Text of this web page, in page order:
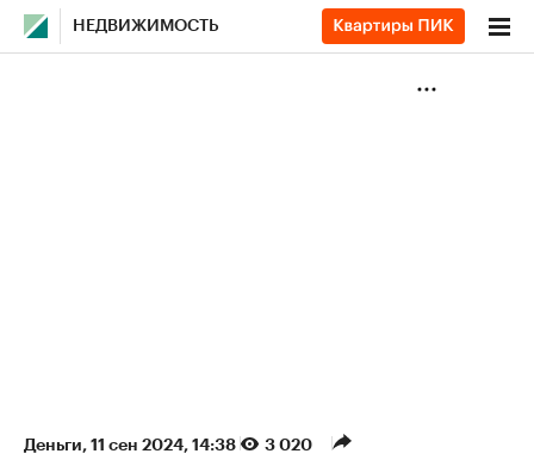
НЕДВИЖИМОСТЬ
Деньги⁠, 11 сен 2024, 14:38 3 020